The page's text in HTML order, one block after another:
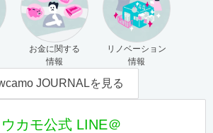
お金に関する
情報
リノベーション
情報
JOURNALを見る
カモ公式 LINE＠